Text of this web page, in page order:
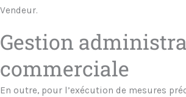
Vendeur.
Gestion
commerciale
En outre, pour l’exécution de mesures